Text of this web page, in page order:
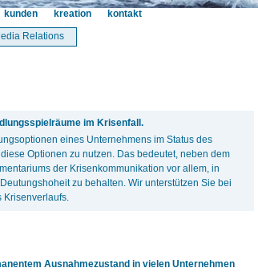
Relations
kunden kreation kontakt
im Krisenfall.
eines Unternehmens im Status des
Optionen zu nutzen. Das bedeutet, neben dem
der Krisenkommunikation vor allem, in
zu behalten. Wir unterstützen Sie bei
Krisenverlaufs.
Ausnahmezustand in vielen Unternehmen